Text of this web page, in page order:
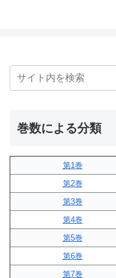
巻数による分類
第1巻
第2巻
第3巻
第4巻
第5巻
第6巻
第7巻